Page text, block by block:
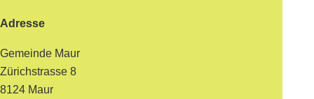
Adresse
Gemeinde Maur
Zürichstrasse 8
8124 Maur